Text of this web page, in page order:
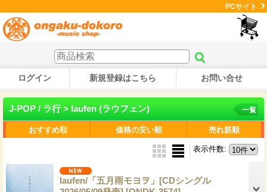
PCサイト
ログイン 新規登録はこちら お問い合せ
J-POP / ラ行 > laufen (ラウフェン) 一覧
おすすめ順 価格の安い順 売れ筋順
表示件数:
laufen/「五月雨モヨヲ」[CDシングル